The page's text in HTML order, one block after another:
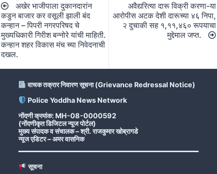
navigation
अखेर भाजीपाला दुकानदारांन
कडुन बाजार कर वसूली झाली बंद
कन्हान – पिपरी नगरपरिषद चे
मुख्यधिकारी गिरीश बन्नोरे यांची माहिती.
कन्हान शहर विकास मंच च्या निवेदनाची
दखल.
अवैद्यरित्या दारू विक्री करणा-या
आरोपीस अटक देशी दारूच्या ४६ निपा,
२ दुचाकी सह १,११,४६० रूपयाचा
मुद्देमाल जप्त.
वाचक तक्रार निवारण सूचना (Grievance Redressal Notice)
Police Yoddha News Network
नोंदणी क्रमांक: MH-08-0000592
(नोंदणीकृत डिजिटल न्यूज पोर्टल)
मुख्य संपादक व संचालक – श्री. राजकुमार खोब्रागडे
न्यूज एडिटर – अमर वासनिक
सूचना